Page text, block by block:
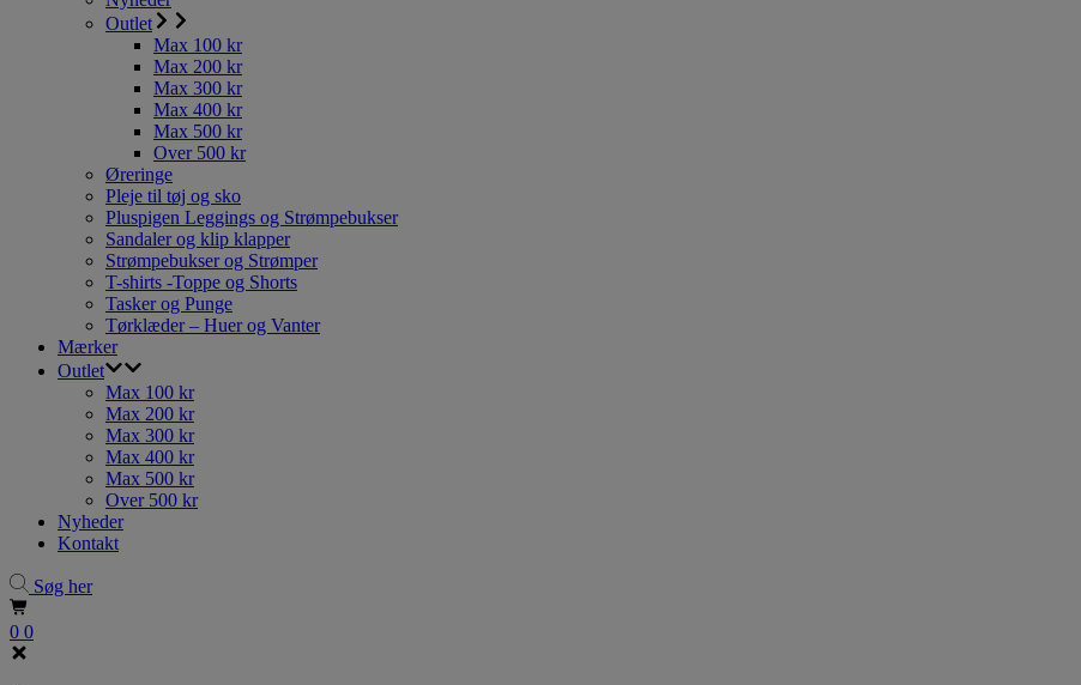
Outlet
Max 100 kr
Max 200 kr
Max 300 kr
Max 400 kr
Max 500 kr
Over 500 kr
Øreringe
Pleje til tøj og sko
Pluspigen Leggings og Strømpebukser
Sandaler og klip klapper
Strømpebukser og Strømper
T-shirts -Toppe og Shorts
Tasker og Punge
Tørklæder – Huer og Vanter
Mærker
Outlet
Max 100 kr
Max 200 kr
Max 300 kr
Max 400 kr
Max 500 kr
Over 500 kr
Nyheder
Kontakt
Søg her
0 0